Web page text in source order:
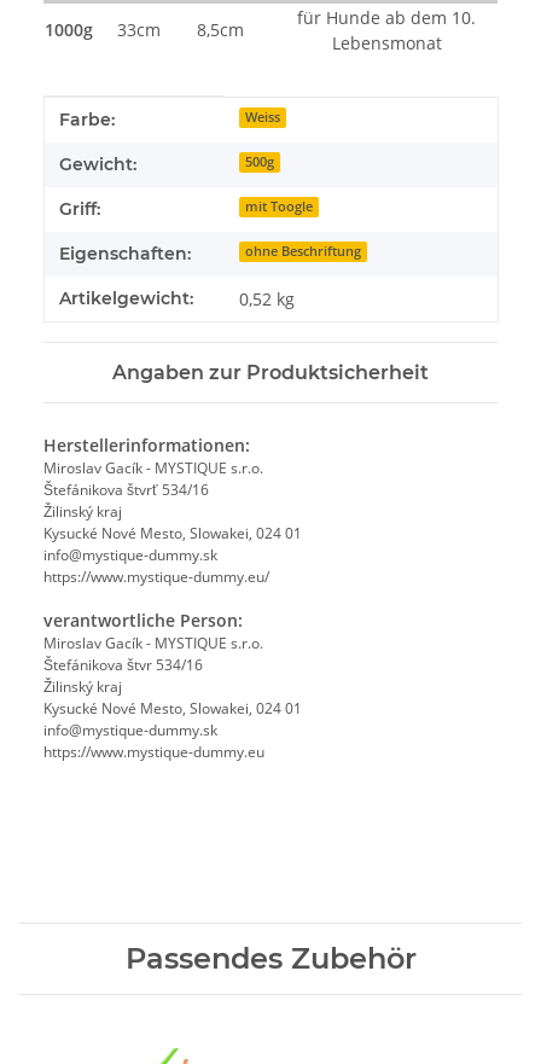
1000g
33cm 8,5cm
für Hunde ab dem 10.
Lebensmonat
Produkteigenschaft
Wert
Farbe: Weiss
Gewicht: 500g
Griff: mit Toogle
Eigenschaften: ohne Beschriftung
Artikelgewicht: 0,52 kg
Angaben zur Produktsicherheit
Herstellerinformationen:
Miroslav Gacík - MYSTIQUE s.r.o.
Štefánikova štvrť 534/16
Žilinský kraj
Kysucké Nové Mesto, Slowakei, 024 01
info@mystique-dummy.sk
https://www.mystique-dummy.eu/
verantwortliche Person:
Miroslav Gacík - MYSTIQUE s.r.o.
Štefánikova štvr 534/16
Žilinský kraj
Kysucké Nové Mesto, Slowakei, 024 01
info@mystique-dummy.sk
https://www.mystique-dummy.eu
Passendes Zubehör